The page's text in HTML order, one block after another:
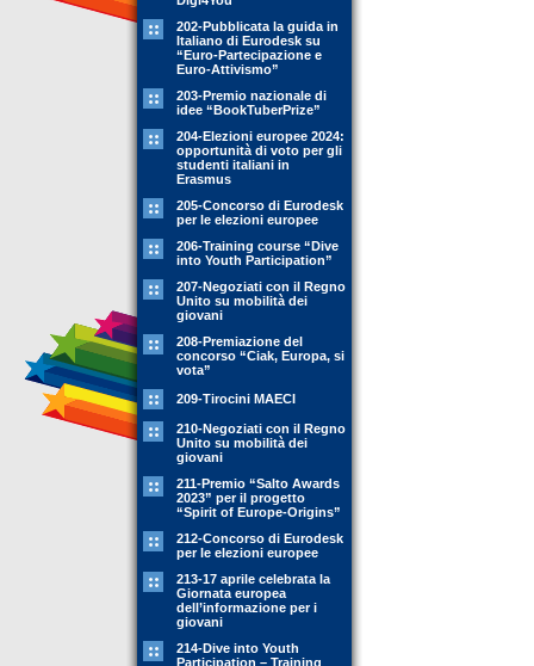
202-Pubblicata la guida in
Italiano di Eurodesk su
“Euro-Partecipazione e
Euro-Attivismo”
203-Premio nazionale di
idee “BookTuberPrize”
204-Elezioni europee 2024:
opportunità di voto per gli
studenti italiani in
Erasmus
205-Concorso di Eurodesk
per le elezioni europee
206-Training course “Dive
into Youth Participation”
207-Negoziati con il Regno
Unito su mobilità dei
giovani
208-Premiazione del
concorso “Ciak, Europa, si
vota”
209-Tirocini MAECI
210-Negoziati con il Regno
Unito su mobilità dei
giovani
211-Premio “Salto Awards
2023” per il progetto
“Spirit of Europe-Origins”
212-Concorso di Eurodesk
per le elezioni europee
213-17 aprile celebrata la
Giornata europea
dell’informazione per i
giovani
214-Dive into Youth
Participation – Training